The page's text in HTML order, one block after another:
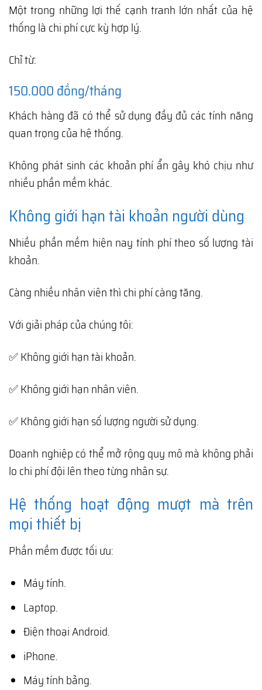
Một trong những lợi thế cạnh tranh lớn nhất của hệ
thống là chi phí cực kỳ hợp lý.
Chỉ từ:
150.000 đồng/tháng
Khách hàng đã có thể sử dụng đầy đủ các tính năng
quan trọng của hệ thống.
Không phát sinh các khoản phí ẩn gây khó chịu như
nhiều phần mềm khác.
Không giới hạn tài khoản người dùng
Nhiều phần mềm hiện nay tính phí theo số lượng tài
khoản.
Càng nhiều nhân viên thì chi phí càng tăng.
Với giải pháp của chúng tôi:
✅ Không giới hạn tài khoản.
✅ Không giới hạn nhân viên.
✅ Không giới hạn số lượng người sử dụng.
Doanh nghiệp có thể mở rộng quy mô mà không phải
lo chi phí đội lên theo từng nhân sự.
Hệ thống hoạt động mượt mà trên
mọi thiết bị
Phần mềm được tối ưu:
Máy tính.
Laptop.
Điện thoại Android.
iPhone.
Máy tính bảng.